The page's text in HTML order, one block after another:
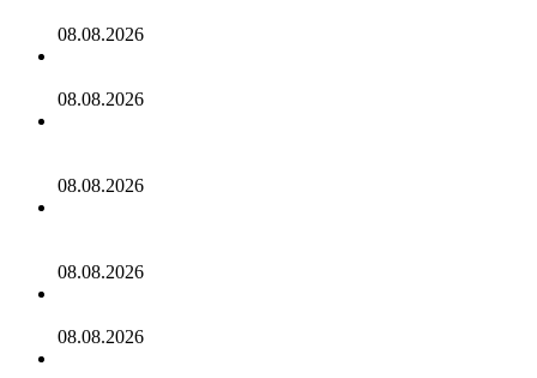
08.08.2026
08.08.2026
08.08.2026
08.08.2026
08.08.2026